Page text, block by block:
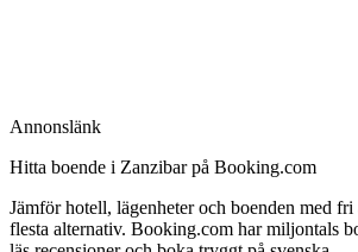
Annonslänk
Hitta boende i Zanzibar på Booking.com
Jämför hotell, lägenheter och boenden med
flesta alternativ. Booking.com har miljontals